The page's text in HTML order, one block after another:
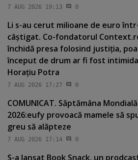
7 AUG 2026 19:13 0
Li s-au cerut milioane de euro
câştigat. Co-fondatorul
închidă presa folosind justiţia,
început de drum ar fi fost
Horaţiu Potra
7 AUG 2026 17:27 0
COMUNICAT. Săptămâna
2026:eufy provoacă mamele să
greu să alăpteze
7 AUG 2026 17:14 0
S-a lansat Book Snack, un